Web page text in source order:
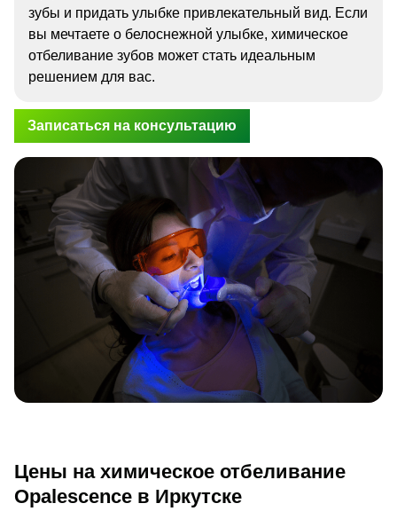
зубы и придать улыбке привлекательный вид. Если
вы мечтаете о белоснежной улыбке, химическое
отбеливание зубов может стать идеальным
решением для вас.
Записаться на консультацию
Цены на химическое отбеливание
Opalescence в Иркутске